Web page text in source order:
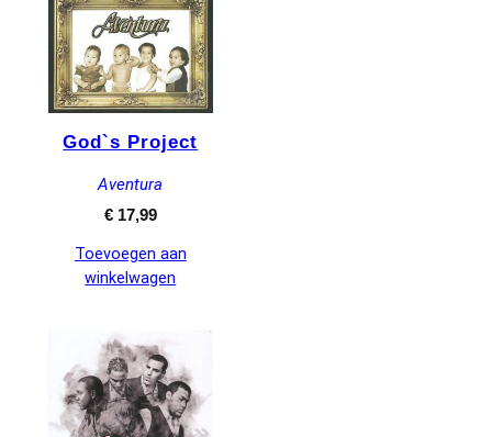
God`s Project
Aventura
€17,99
Toevoegen aan
winkelwagen